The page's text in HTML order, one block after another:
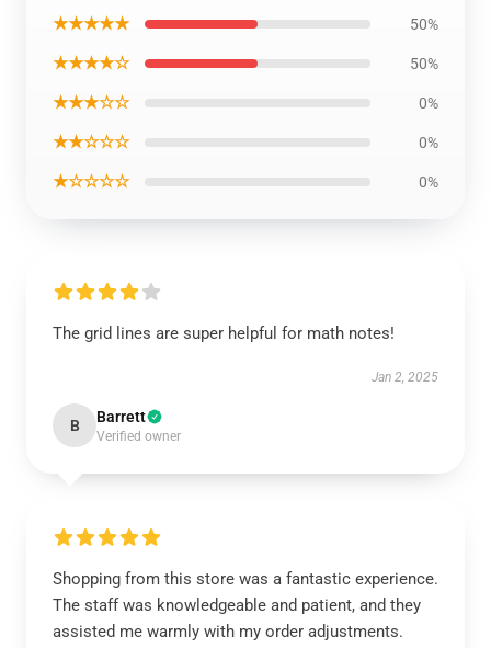
★★★★★ 50%
★★★★☆ 50%
★★★☆☆ 0%
★★☆☆☆ 0%
★☆☆☆☆ 0%
The grid lines are super helpful for math notes!
Jan 2, 2025
B Barrett
Verified owner
Shopping from this store was a fantastic experience.
The staff was knowledgeable and patient, and they
assisted me warmly with my order adjustments.